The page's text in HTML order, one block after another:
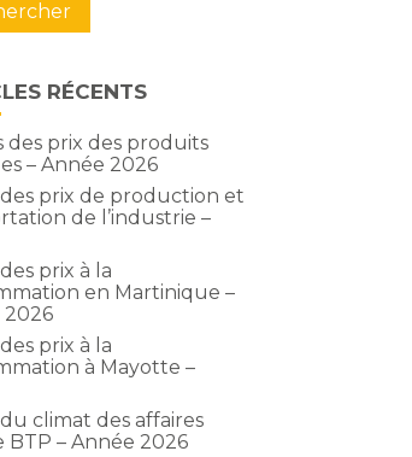
RÉCENTS
des prix des produits
– Année 2026
prix de production et
de l’industrie –
prix à la
en Martinique –
2026
prix à la
à Mayotte –
climat des affaires
BTP – Année 2026